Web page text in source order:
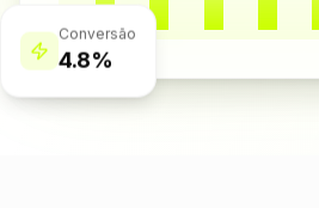
Conversão
4.8%